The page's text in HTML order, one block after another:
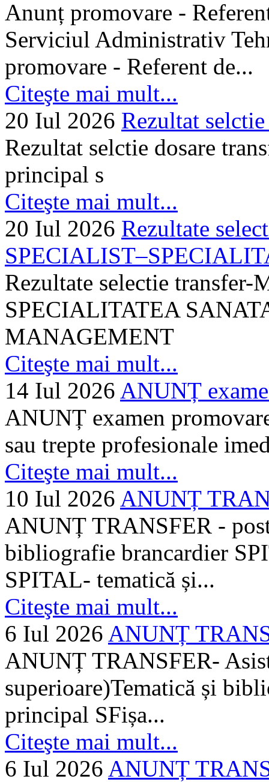
Anunț promovare -
Serviciul Administrativ
promovare - Referent de...
Citeşte mai mult...
20 Iul 2026 Rezultat
Rezultat selctie dosare
principal s
Citeşte mai mult...
20 Iul 2026 Rezultate
Rezultate selectie
SPECIALITATEA
MANAGEMENT
Citeşte mai mult...
14 Iul 2026 ANUNȚ
ANUNȚ examen
sau trepte profesionale
Citeşte mai mult...
10 Iul 2026 ANUNȚ
ANUNȚ TRANSFER -
bibliografie brancardier
SPITAL- tematică și...
Citeşte mai mult...
6 Iul 2026 ANUNȚ
ANUNȚ TRANSFER-
superioare)Tematică și
principal SFișa...
Citeşte mai mult...
6 Iul 2026 ANUNȚ